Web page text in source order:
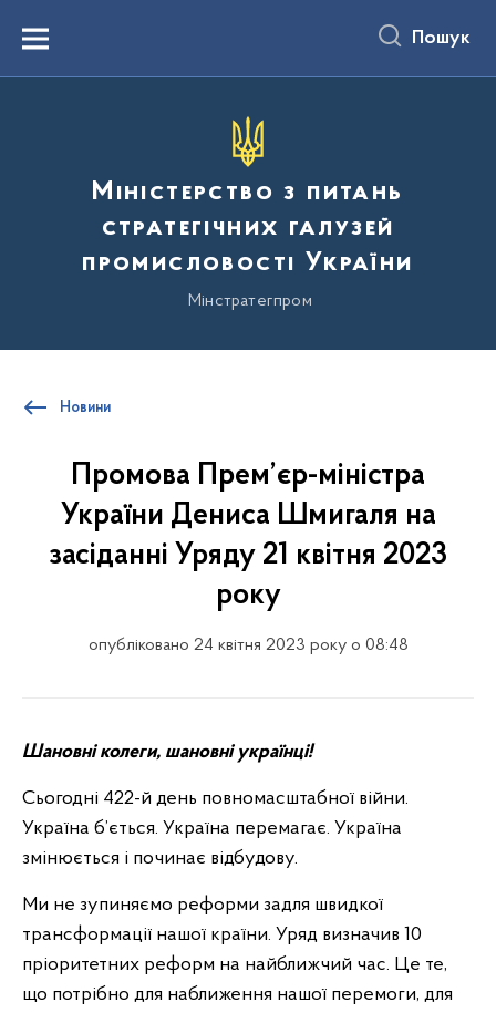
вмістуMenu Пошук
Міністерство з питань
стратегічних галузей
промисловості України
Мінстратегпром
Новини
Промова Прем’єр-міністра
України Дениса Шмигаля на
засіданні Уряду 21 квітня 2023
року
опубліковано 24 квітня 2023 року о 08:48
Шановні колеги, шановні українці!
Сьогодні 422-й день повномасштабної війни.
Україна б’ється. Україна перемагає. Україна
змінюється і починає відбудову.
Ми не зупиняємо реформи задля швидкої
трансформації нашої країни. Уряд визначив 10
пріоритетних реформ на найближчий час. Це те,
що потрібно для наближення нашої перемоги, для